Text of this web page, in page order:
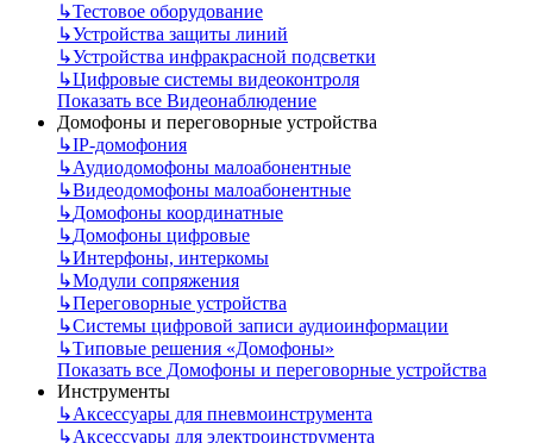
↳Тестовое оборудование
↳Устройства защиты линий
↳Устройства инфракрасной подсветки
↳Цифровые системы видеоконтроля
Показать все Видеонаблюдение
Домофоны и переговорные устройства
↳IP-домофония
↳Аудиодомофоны малоабонентные
↳Видеодомофоны малоабонентные
↳Домофоны координатные
↳Домофоны цифровые
↳Интерфоны, интеркомы
↳Модули сопряжения
↳Переговорные устройства
↳Системы цифровой записи аудиоинформации
↳Типовые решения «Домофоны»
Показать все Домофоны и переговорные устройства
Инструменты
↳Аксессуары для пневмоинструмента
↳Аксессуары для электроинструмента